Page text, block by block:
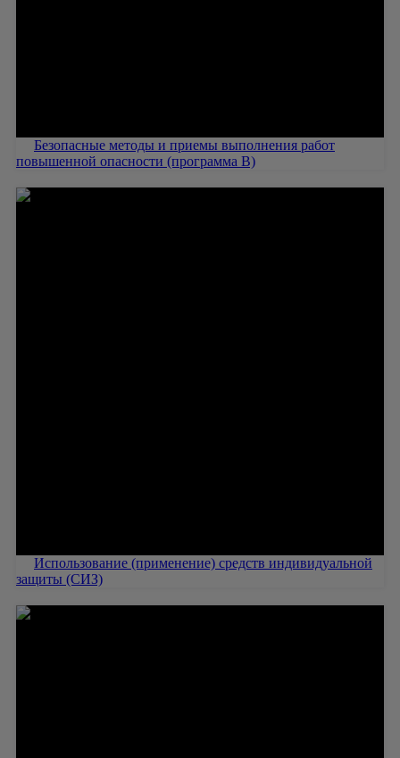
Безопасные методы и приемы выполнения работ
повышенной опасности (программа В)
Использование (применение) средств индивидуальной
защиты (СИЗ)